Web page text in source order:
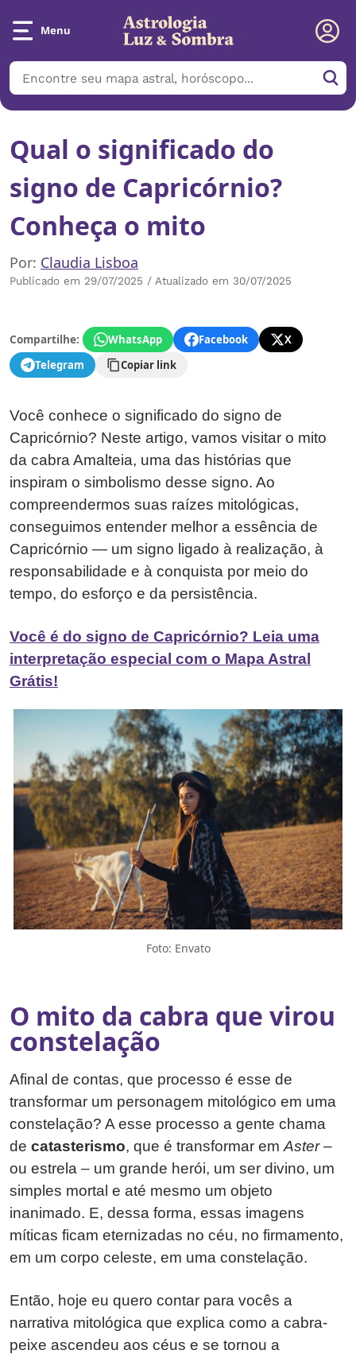
Menu
Qual o significado do
signo de Capricórnio?
Conheça o mito
Por: Claudia Lisboa
Publicado em 29/07/2025 / Atualizado em 30/07/2025
Compartilhe: WhatsApp Facebook
X
Telegram
Copiar link
Você conhece o significado do signo de
Capricórnio? Neste artigo, vamos visitar o mito
da cabra Amalteia, uma das histórias que
inspiram o simbolismo desse signo. Ao
compreendermos suas raízes mitológicas,
conseguimos entender melhor a essência de
Capricórnio — um signo ligado à realização, à
responsabilidade e à conquista por meio do
tempo, do esforço e da persistência.
Você é do signo de Capricórnio? Leia uma
interpretação especial com o Mapa Astral
Grátis!
Foto: Envato
O mito da cabra que virou
constelação
Afinal de contas, que processo é esse de
transformar um personagem mitológico em uma
constelação? A esse processo a gente chama
de catasterismo, que é transformar em Aster–
ou estrela – um grande herói, um ser divino, um
simples mortal e até mesmo um objeto
inanimado. E, dessa forma, essas imagens
míticas ficam eternizadas no céu, no firmamento,
em um corpo celeste, em uma constelação.
Então, hoje eu quero contar para vocês a
narrativa mitológica que explica como a cabra-
peixe ascendeu aos céus e se tornou a